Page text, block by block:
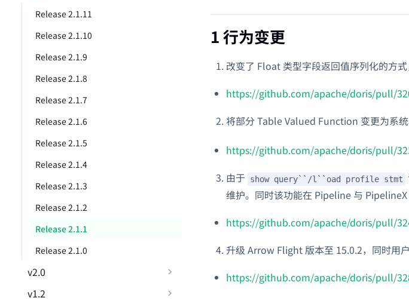
Release 2.1.11
Release 2.1.10
Release 2.1.9
Release 2.1.8
Release 2.1.7
Release 2.1.6
Release 2.1.5
Release 2.1.4
Release 2.1.3
Release 2.1.2
Release 2.1.1
Release 2.1.0
v2.0
v1.2
1 行为变更
改变了 Float 类型字段返回值序列化的方
https://github.com/apache/doris/pull/
将部分 Table Valued Function 变更为系
https://github.com/apache/doris/pull/
由于 show query``/l``oad profile stmt
维护。同时该功能在 Pipeline 与 PipelineX
https://github.com/apache/doris/pull/
升级 Arrow Flight 版本至 15.0.2，同时用
https://github.com/apache/doris/pull/